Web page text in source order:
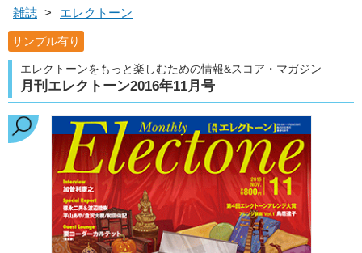
雑誌 > エレクトーン
サンプル有り
エレクトーンをもっと楽しむための情報&スコア・マガジン
月刊エレクトーン2016年11月号